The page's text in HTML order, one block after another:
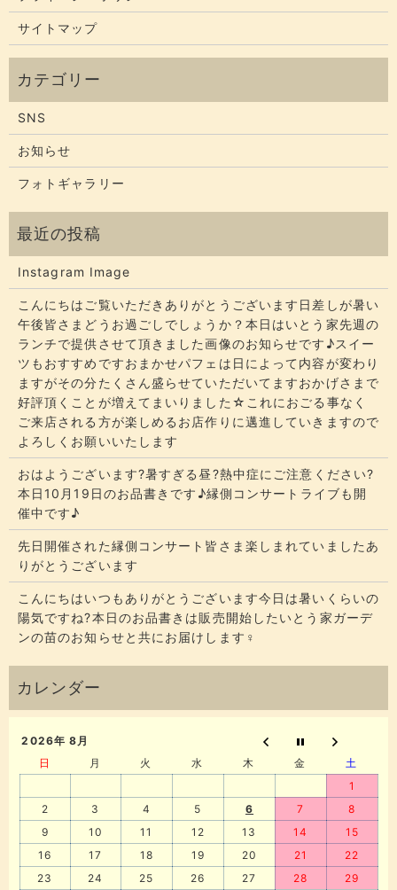
サイトマップ
SNS
お知らせ
フォトギャラリー
Instagram Image
こんにちはご覧いただきありがとうございます​​​日差しが暑い
午後皆さまどうお過ごしでしょうか？​​​本日はいとう家先週の
ランチで提供させて頂きました画像のお知らせです♪スイー
ツもおすすめですおまかせパフェは日によって内容が変わり
ますがその分たくさん盛らせていただいてます​​​おかげさまで
好評頂くことが増えてまいりました☆​​これにおごる事なく
ご来店される方が楽しめるお店作りに邁進していきますので
よろしくお願いいたします
おはようございます?暑すぎる昼?熱中症にご注意ください?
本日10月19日のお品書きです♪縁側コンサートライブも開
催中です♪
先日開催された縁側コンサート皆さま楽しまれていましたあ
りがとうございます
こんにちはいつもありがとうございます今日は暑いくらいの
陽気ですね?本日のお品書きは販売開始したいとう家ガーデ
ンの苗のお知らせと共にお届けします‍♀️
2026年 8月
日
月 火 水 木 金
土
1
2
3 4 5 6 7
8
9
10 11 12 13 14
15
16
17 18 19 20 21
22
23
24 25 26 27 28
29